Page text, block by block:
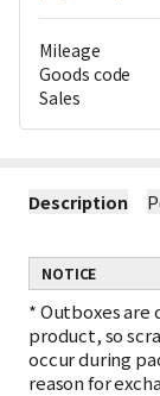
Mileage
Goods code
Sales
Description
NOTICE
*Outboxes
product, so
occur during
reason for